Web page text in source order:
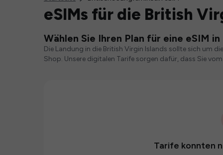
eSIMs für die British
Wählen Sie Ihren Plan für eine eSIM
Die Landung in die British Virgin Islands sollte sich um
Shop. Unsere digitalen Tarife sorgen dafür, dass Sie
Tarife konnten